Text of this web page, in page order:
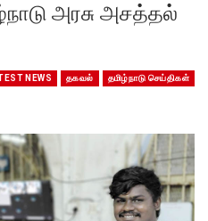
அரசு அசத்தல்
NEWS தகவல் தமிழ்நாடு செய்திகள்